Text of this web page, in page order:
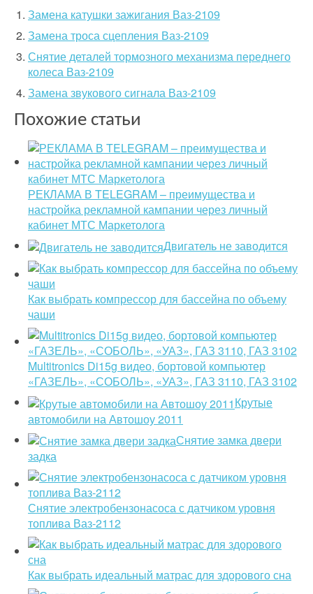
Замена катушки зажигания Ваз-2109
Замена троса сцепления Ваз-2109
Снятие деталей тормозного механизма переднего
колеса Ваз-2109
Замена звукового сигнала Ваз-2109
Похожие статьи
РЕКЛАМА В TELEGRAM – преимущества и
настройка рекламной кампании через личный
кабинет МТС Маркетолога
Двигатель не заводится
Как выбрать компрессор для бассейна по объему
чаши
Multitronics Di15g видео, бортовой компьютер
«ГАЗЕЛЬ», «СОБОЛЬ», «УАЗ», ГАЗ 3110, ГАЗ 3102
Крутые
автомобили на Автошоу 2011
Снятие замка двери
задка
Снятие электробензонасоса с датчиком уровня
топлива Ваз-2112
Как выбрать идеальный матрас для здорового сна